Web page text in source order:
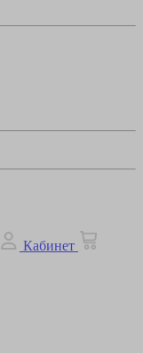
Кабинет